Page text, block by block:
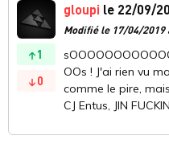
1
0
gloupi le 22/09/
Modifié le 17/04/2019
OOs ! J'ai rien vu
comme le pire,
CJ Entus, JIN